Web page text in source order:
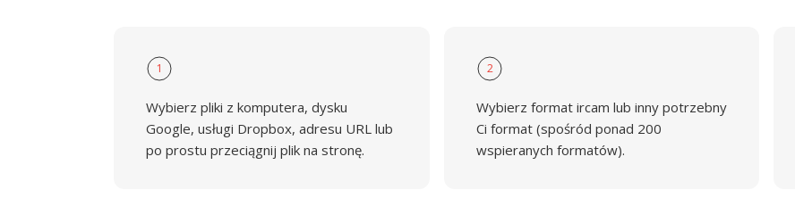
1
Wybierz pliki z komputera, dysku
Google, usługi Dropbox, adresu URL lub
po prostu przeciągnij plik na stronę.
2
Wybierz format ircam lub inny potrzebny
Ci format (spośród ponad 200
wspieranych formatów).